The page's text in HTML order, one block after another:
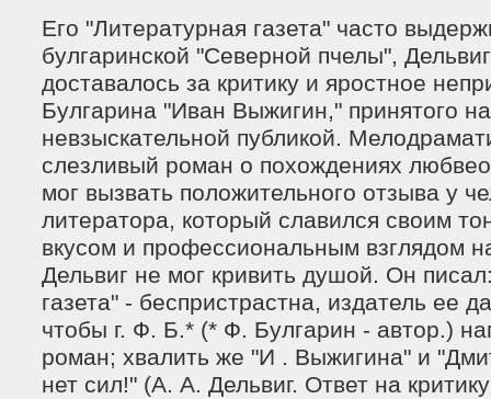
Его "Литературная газета" часто
булгаринской "Северной пчелы",
доставалось за критику и яростное
Булгарина "Иван Выжигин," принятого
невзыскательной публикой.
слезливый роман о похождениях
мог вызвать положительного отзыва у
литератора, который славился своим
вкусом и профессиональным взглядом
Дельвиг не мог кривить душой. Он
газета" - беспристрастна, издатель ее
чтобы г. Ф. Б.* (* Ф. Булгарин - автор.)
роман; хвалить же "И . Выжигина" и
нет сил!" (А. А. Дельвиг. Ответ на